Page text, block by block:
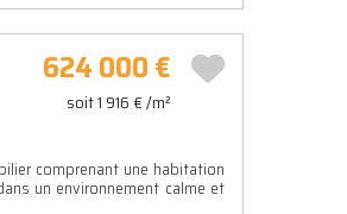
comprenant une habitation
un environnement calme et
624 000 €
soit 1 916 € /m²